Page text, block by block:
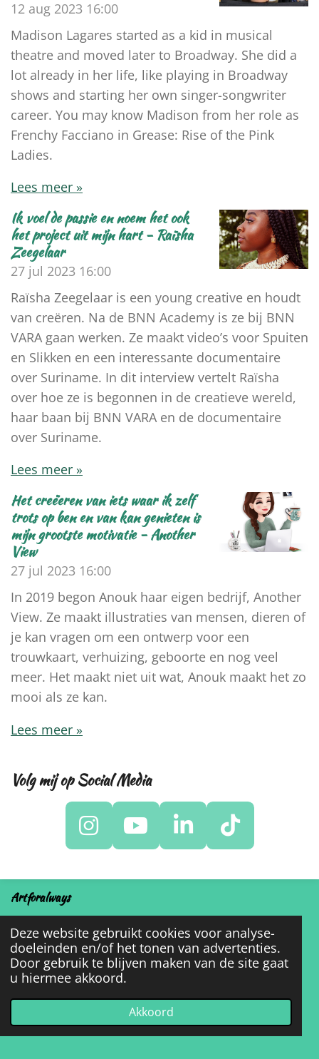
Deze website gebruikt cookies voor analyse-
doeleinden en/of het tonen van advertenties.
Door gebruik te blijven maken van de site gaat
u hiermee akkoord.
Akkoord
12 aug 2023 16:00
Madison Lagares started as a kid in musical
theatre and moved later to Broadway. She did a
lot already in her life, like playing in Broadway
shows and starting her own singer-songwriter
career. You may know Madison from her role as
Frenchy Facciano in Grease: Rise of the Pink
Ladies.
Lees meer »
Ik voel de passie en noem het ook
het project uit mijn hart - Raïsha
Zeegelaar
27 jul 2023 16:00
Raïsha Zeegelaar is een young creative en houdt
van creëren. Na de BNN Academy is ze bij BNN
VARA gaan werken. Ze maakt video’s voor Spuiten
en Slikken en een interessante documentaire
over Suriname. In dit interview vertelt Raïsha
over hoe ze is begonnen in de creatieve wereld,
haar baan bij BNN VARA en de documentaire
over Suriname.
Lees meer »
Het creëeren van iets waar ik zelf
trots op ben en van kan genieten is
mijn grootste motivatie - Another
View
27 jul 2023 16:00
In 2019 begon Anouk haar eigen bedrijf, Another
View. Ze maakt illustraties van mensen, dieren of
je kan vragen om een ontwerp voor een
trouwkaart, verhuizing, geboorte en nog veel
meer. Het maakt niet uit wat, Anouk maakt het zo
mooi als ze kan.
Lees meer »
Volg mij op Social Media
I
n
s
a
g
r
a
Y
o
u
u
b
e
L
i
n
e
d
I
T
i
k
o
k
Artforalways
Over mij
Contact
KVK: 82175837